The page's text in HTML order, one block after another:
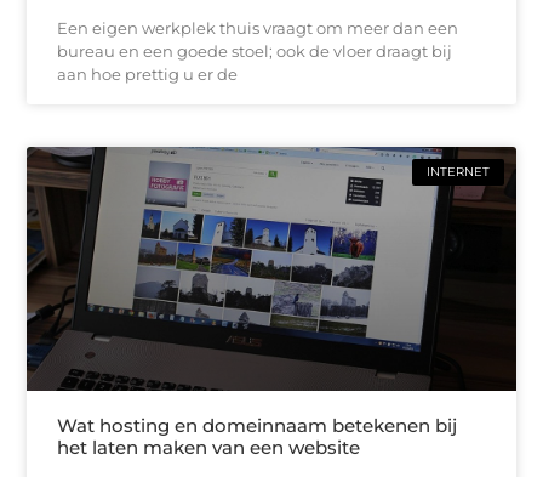
Een eigen werkplek thuis vraagt om meer dan een
bureau en een goede stoel; ook de vloer draagt bij
aan hoe prettig u er de
INTERNET
Wat hosting en domeinnaam betekenen bij
het laten maken van een website